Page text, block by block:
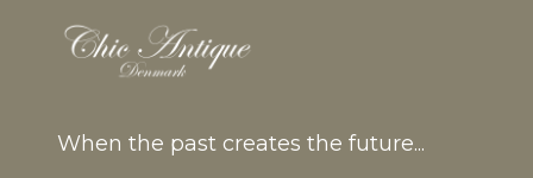
When the past creates the future...